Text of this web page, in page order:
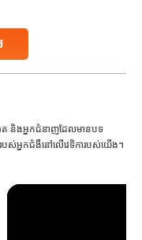
ត និងអ្នកជំនាញដែលមានបទ
ស់អ្នកជំងឺនៅលើវេទិការបស់យើង។